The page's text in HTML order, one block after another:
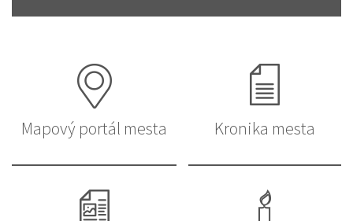
Mapový portál mesta Kronika mesta